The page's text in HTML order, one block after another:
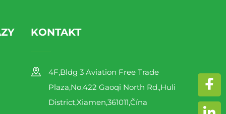
KONTAKT
4F,Bldg 3 Aviation Free Trade
Plaza,No.422 Gaoqi North Rd.,Huli
District,Xiamen,361011,Čína